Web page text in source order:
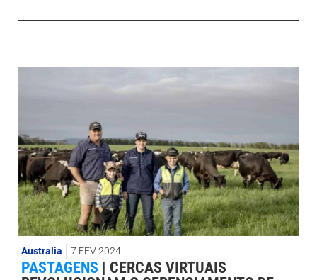
Australia 7 FEV 2024
PASTAGENS | CERCAS VIRTUAIS